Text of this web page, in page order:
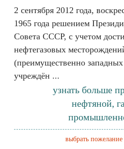
2 сентября 2012 года,
1965 года решением
Совета СССР, с учетом
нефтегазовых
(преимущественно
учреждён ...
узнать больше
нефтяной,
выбрать